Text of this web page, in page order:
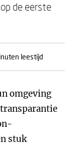
de eerste
leestijd
omgeving
stuk